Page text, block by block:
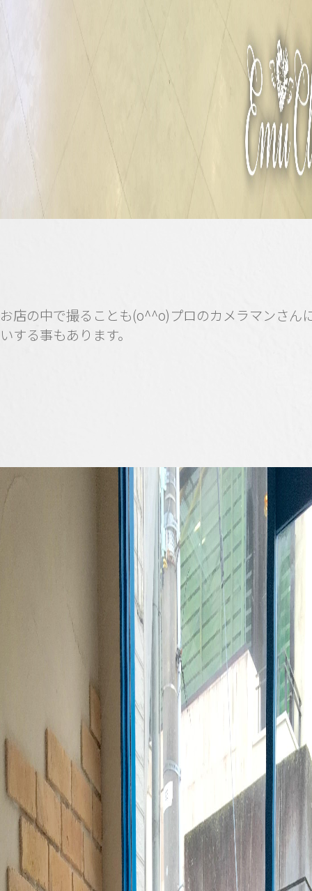
お店の中で撮ることも(o^^o)プロのカメラマンさん
いする事もあります。